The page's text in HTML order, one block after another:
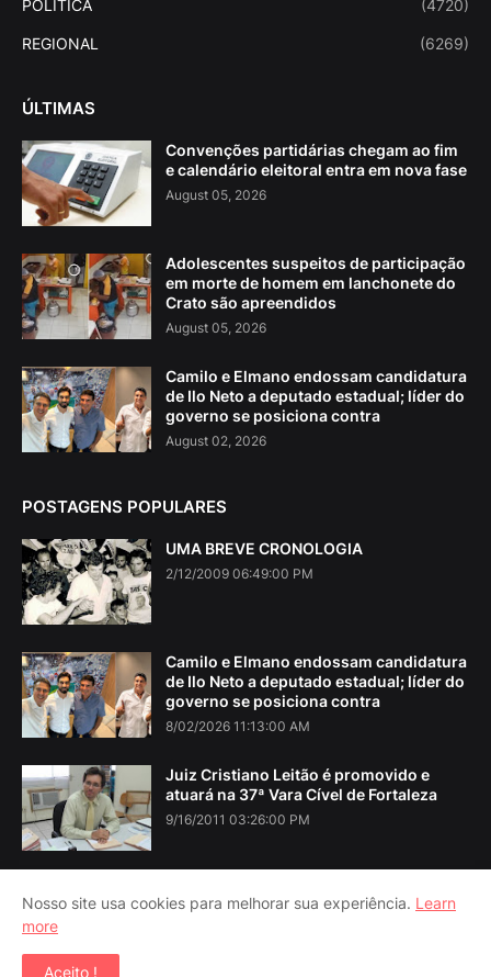
POLITICA (4720)
REGIONAL (6269)
ÚLTIMAS
Convenções partidárias chegam ao fim
e calendário eleitoral entra em nova fase
August 05, 2026
Adolescentes suspeitos de participação
em morte de homem em lanchonete do
Crato são apreendidos
August 05, 2026
Camilo e Elmano endossam candidatura
de Ilo Neto a deputado estadual; líder do
governo se posiciona contra
August 02, 2026
POSTAGENS POPULARES
UMA BREVE CRONOLOGIA
2/12/2009 06:49:00 PM
Camilo e Elmano endossam candidatura
de Ilo Neto a deputado estadual; líder do
governo se posiciona contra
8/02/2026 11:13:00 AM
Juiz Cristiano Leitão é promovido e
atuará na 37ª Vara Cível de Fortaleza
9/16/2011 03:26:00 PM
Nosso site usa cookies para melhorar sua experiência. Learn
more
Aceito !